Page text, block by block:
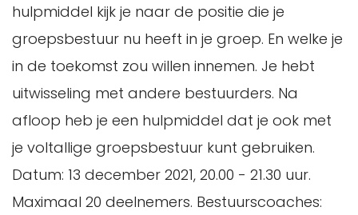
hulpmiddel kijk je naar de positie die je
groepsbestuur nu heeft in je groep. En welke je
in de toekomst zou willen innemen. Je hebt
uitwisseling met andere bestuurders. Na
afloop heb je een hulpmiddel dat je ook met
je voltallige groepsbestuur kunt gebruiken.
Datum: 13 december 2021, 20.00 - 21.30 uur.
Maximaal 20 deelnemers. Bestuurscoaches: